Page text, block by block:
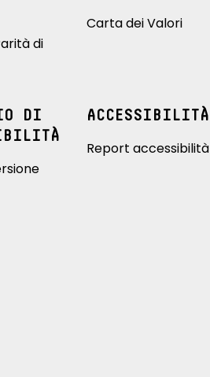
di
Carta dei Valori
DI
ACCESSIBILITÀ
Report accessibilità